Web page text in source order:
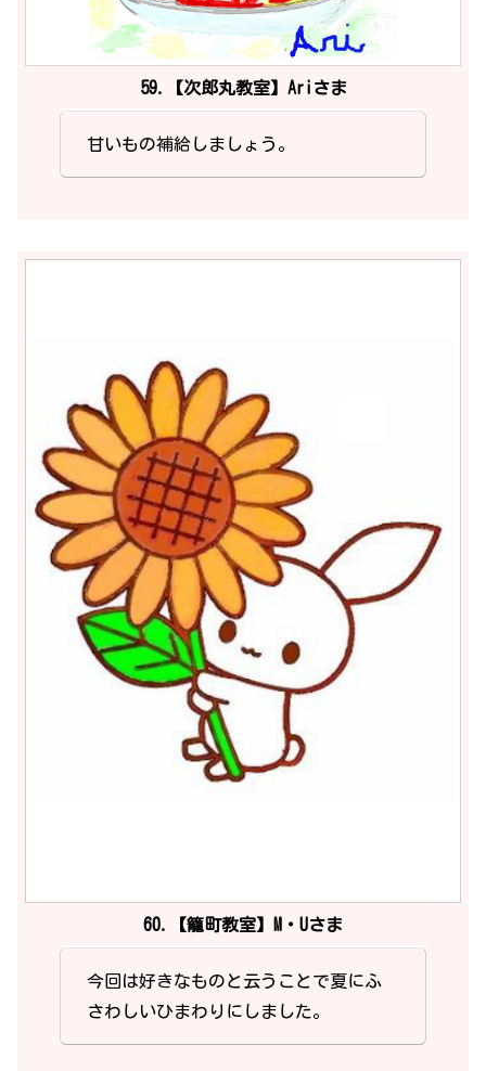
59.【次郎丸教室】Ariさま
甘いもの補給しましょう。
60.【籠町教室】M・Uさま
今回は好きなものと云うことで夏にふ
さわしいひまわりにしました。